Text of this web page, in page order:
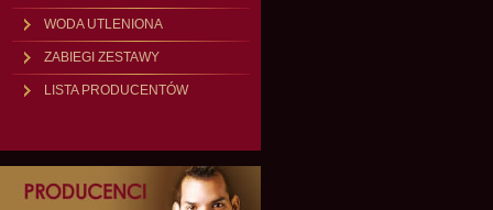
WODA UTLENIONA
ZABIEGI ZESTAWY
LISTA PRODUCENTÓW